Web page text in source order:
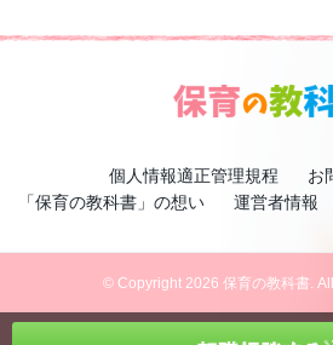
個人情報適正管理規程
お
「保育の教科書」の想い
運営者情報
© Copyright 2026 保育の教科書.